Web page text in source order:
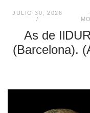
JULIO 30, 2026
As de
(Barcelona).